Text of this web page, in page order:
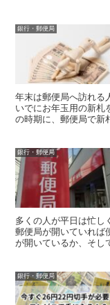
銀行・郵便局
年末は郵便局へ訪れる
いでにお年玉用の新札
の時期に、郵便局で新
銀行・郵便局
多くの人が平日は忙し
郵便局が開いていれば
が開いているか、そし
銀行・郵便局